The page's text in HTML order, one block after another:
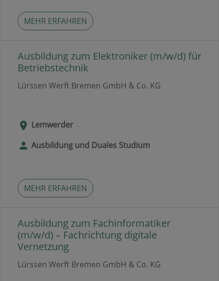
MEHR ERFAHREN
Ausbildung zum Elektroniker (m/w/d) für
Betriebstechnik
Lürssen Werft Bremen GmbH & Co. KG
Lemwerder
Ausbildung und Duales Studium
MEHR ERFAHREN
Ausbildung zum Fachinformatiker
(m/w/d) – Fachrichtung digitale
Vernetzung
Lürssen Werft Bremen GmbH & Co. KG